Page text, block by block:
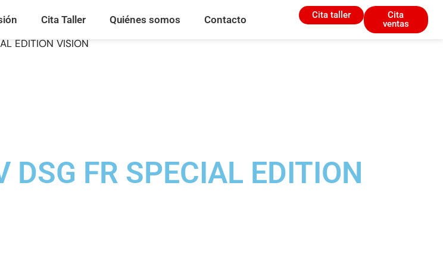
Cita Taller Quiénes somos Contacto Cita taller
Cita
ventas
EDITION VISION
FR SPECIAL EDITION